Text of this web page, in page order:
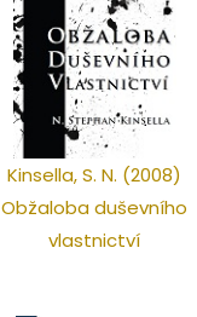
Kinsella, S. N. (2008)
Obžaloba duševního
vlastnictví